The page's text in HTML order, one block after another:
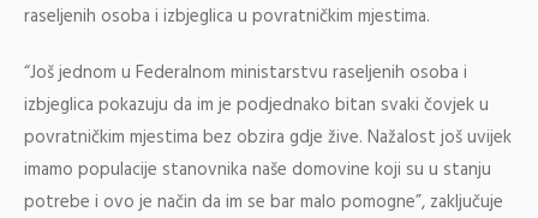
raseljenih osoba i izbjeglica u povratničkim mjestima.
“Još jednom u Federalnom ministarstvu raseljenih osoba i
izbjeglica pokazuju da im je podjednako bitan svaki čovjek u
povratničkim mjestima bez obzira gdje žive. Nažalost još uvijek
imamo populacije stanovnika naše domovine koji su u stanju
potrebe i ovo je način da im se bar malo pomogne”, zaključuje